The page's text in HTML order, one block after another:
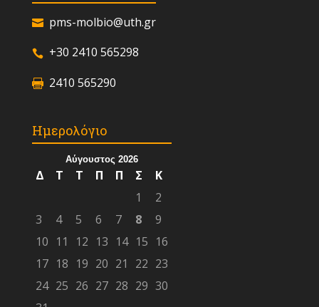
pms-molbio@uth.gr
+30 2410 565298
2410 565290
Ημερολόγιο
Αύγουστος 2026
Δ Τ Τ Π Π Σ
Κ
1
2
3
4 5 6 7 8
9
10 11 12 13 14 15 16
17 18 19 20 21 22 23
24 25 26 27 28 29 30